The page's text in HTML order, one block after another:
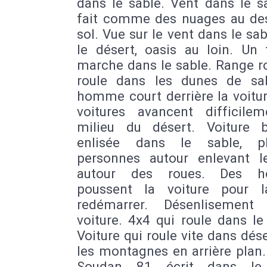
fait comme des nuages au
sol. Vue sur le vent dans le
le désert, oasis au loin. Un
marche dans le sable. Range
roule dans les dunes de
homme court derrière la
voitures avancent
milieu du désert. Voiture
enlisée dans le sable,
personnes autour enlevant
autour des roues. Des
poussent la voiture pour
redémarrer.
voiture. 4x4 qui roule dans le
Voiture qui roule vite dans
les montagnes en arrière